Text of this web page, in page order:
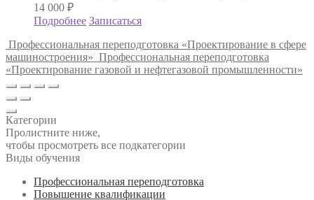
14 000 ₽
Подробнее Записаться
Профессиональная переподготовка «Проектирование в сфере
машиностроения» Профессиональная переподготовка
«Проектирование газовой и нефтегазовой промышленности»
Категории
Пролистните ниже,
чтобы просмотреть все подкатегории
Виды обучения
Профессиональная переподготовка
Повышение квалификации